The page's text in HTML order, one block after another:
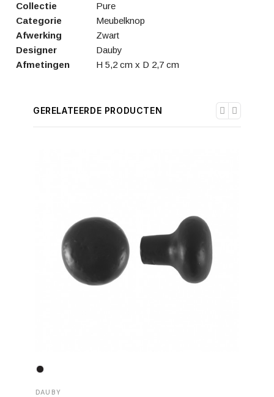
Collectie
Pure
Categorie
Meubelknop
Afwerking
Zwart
Designer
Dauby
Afmetingen
H 5,2 cm x D 2,7 cm
GERELATEERDE PRODUCTEN
DAUBY